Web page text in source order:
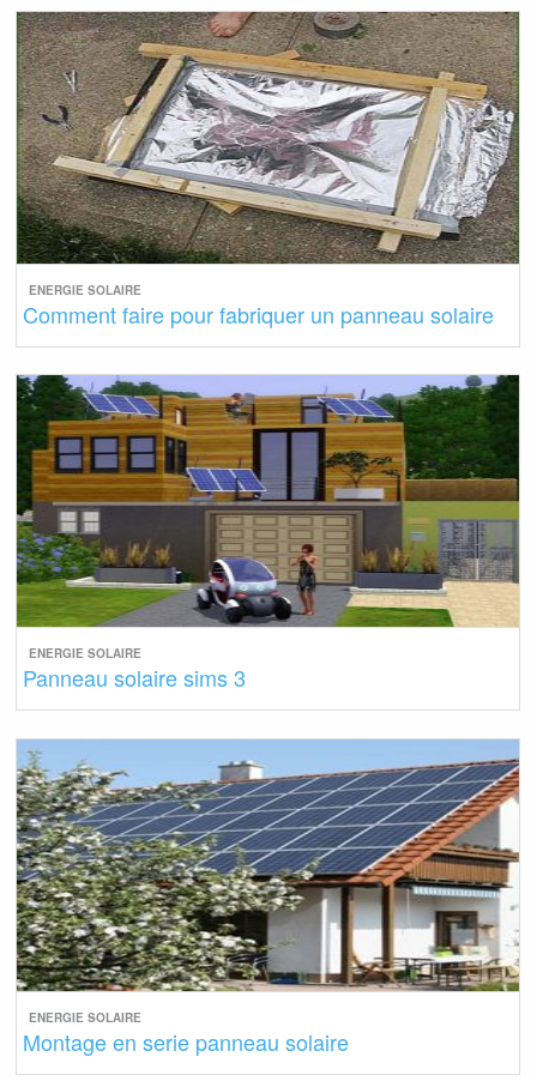
ENERGIE SOLAIRE
Comment faire pour fabriquer un panneau solaire
ENERGIE SOLAIRE
Panneau solaire sims 3
ENERGIE SOLAIRE
Montage en serie panneau solaire